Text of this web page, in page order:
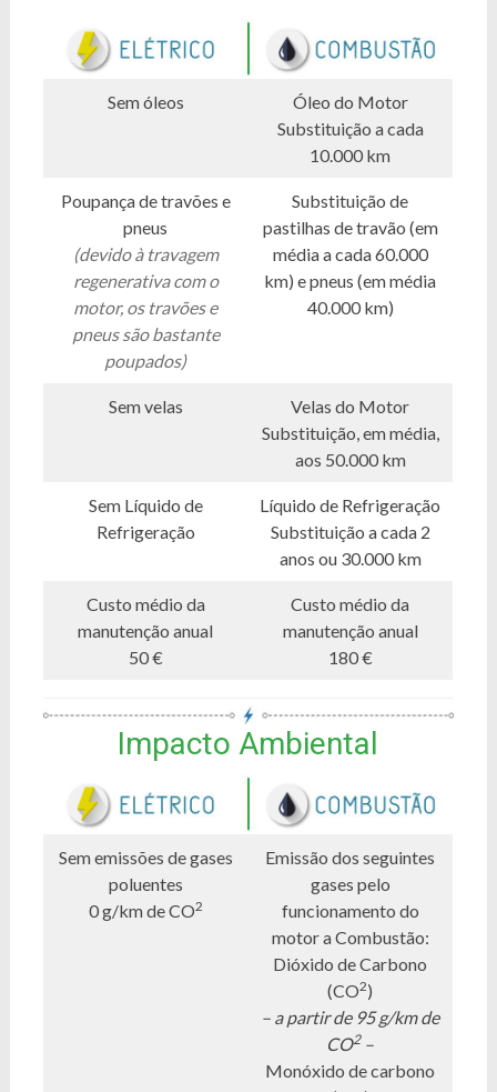
Sem óleos
Óleo do Motor
Substituição a cada
10.000 km
Poupança de travões e
pneus
(devido à travagem
regenerativa com o
motor, os travões e
pneus são bastante
poupados)
Substituição de
pastilhas de travão (em
média a cada 60.000
km) e pneus (em média
40.000 km)
Sem velas
Velas do Motor
Substituição, em média,
aos 50.000 km
Sem Líquido de
Refrigeração
Líquido de Refrigeração
Substituição a cada 2
anos ou 30.000 km
Custo médio da
manutenção anual
50 €
Custo médio da
manutenção anual
180 €
Impacto Ambiental
Sem emissões de gases
poluentes
0 g/km de CO2
Emissão dos seguintes
gases pelo
funcionamento do
motor a Combustão:
Dióxido de Carbono
(CO2)
– a partir de 95 g/km de
CO2–
Monóxido de carbono